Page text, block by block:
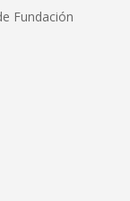
Fundación